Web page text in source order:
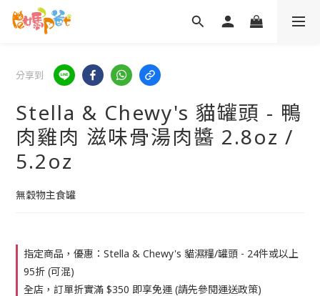
分享到
Stella & Chewy's 貓罐頭 - 鴨
肉雞肉 滋味骨湯肉醬 2.8oz /
5.2oz
無穀物主食罐
指定商品，優惠：Stella & Chewy's 貓濕糧/罐頭 - 24件或以上
95折 (可混)
全店，訂單折實滿 $350 即享免運 (請先參閱運送政策)